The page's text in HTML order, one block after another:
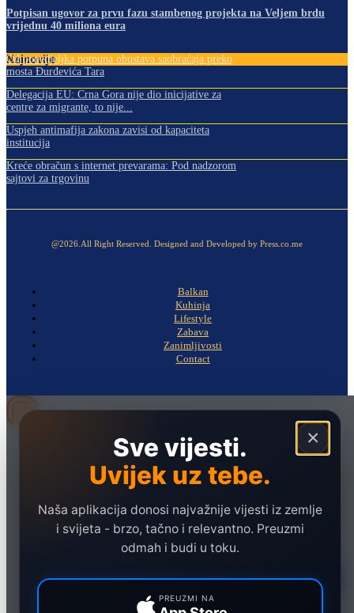
Potpisan ugovor za prvu fazu stambenog projekta na Veljem brdu
vrijednu 40 miliona eura
Najnovije
Od ponedjeljka potpuna obustava saobraćaja preko
mosta Đurđevića Tara
Delegacija EU: Crna Gora nije dio inicijative za
centre za migrante, to nije...
Uspjeh antimafija zakona zavisi od kapaciteta
institucija
Kreće obračun s internet prevarama: Pod nadzorom
sajtovi za trgovinu
@2026.All Right Reserved. Designed and Developed by Press.co.me
Balkan
Kuhinja
Lifestyle
Zabava
Zanimljivosti
Contact
×
Sve vijesti.
Uvijek uz tebe.
Naša aplikacija donosi najvažnije vijesti iz zemlje
i svijeta - brzo, tačno i relevantno. Preuzmi
odmah i budi u toku.
PREUZMI NA
Hronika